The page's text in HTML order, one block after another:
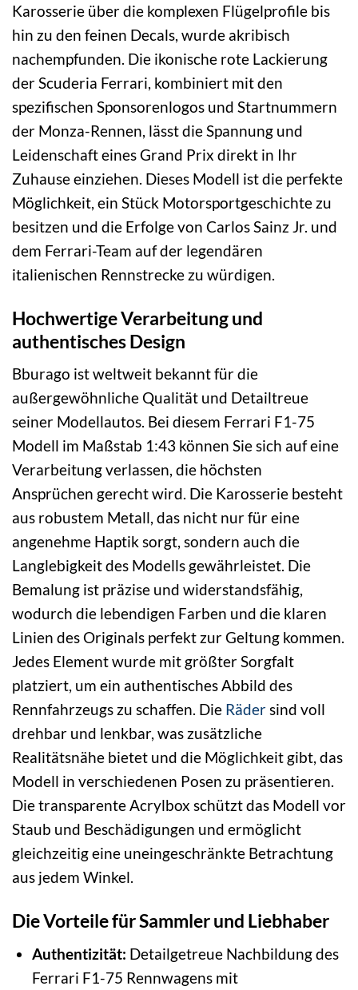
Karosserie über die komplexen Flügelprofile bis
hin zu den feinen Decals, wurde akribisch
nachempfunden. Die ikonische rote Lackierung
der Scuderia Ferrari, kombiniert mit den
spezifischen Sponsorenlogos und Startnummern
der Monza-Rennen, lässt die Spannung und
Leidenschaft eines Grand Prix direkt in Ihr
Zuhause einziehen. Dieses Modell ist die perfekte
Möglichkeit, ein Stück Motorsportgeschichte zu
besitzen und die Erfolge von Carlos Sainz Jr. und
dem Ferrari-Team auf der legendären
italienischen Rennstrecke zu würdigen.
Hochwertige Verarbeitung und
authentisches Design
Bburago ist weltweit bekannt für die
außergewöhnliche Qualität und Detailtreue
seiner Modellautos. Bei diesem Ferrari F1-75
Modell im Maßstab 1:43 können Sie sich auf eine
Verarbeitung verlassen, die höchsten
Ansprüchen gerecht wird. Die Karosserie besteht
aus robustem Metall, das nicht nur für eine
angenehme Haptik sorgt, sondern auch die
Langlebigkeit des Modells gewährleistet. Die
Bemalung ist präzise und widerstandsfähig,
wodurch die lebendigen Farben und die klaren
Linien des Originals perfekt zur Geltung kommen.
Jedes Element wurde mit größter Sorgfalt
platziert, um ein authentisches Abbild des
Rennfahrzeugs zu schaffen. Die Rädersind voll
drehbar und lenkbar, was zusätzliche
Realitätsnähe bietet und die Möglichkeit gibt, das
Modell in verschiedenen Posen zu präsentieren.
Die transparente Acrylbox schützt das Modell vor
Staub und Beschädigungen und ermöglicht
gleichzeitig eine uneingeschränkte Betrachtung
aus jedem Winkel.
Die Vorteile für Sammler und Liebhaber
Authentizität: Detailgetreue Nachbildung des
Ferrari F1-75 Rennwagens mit